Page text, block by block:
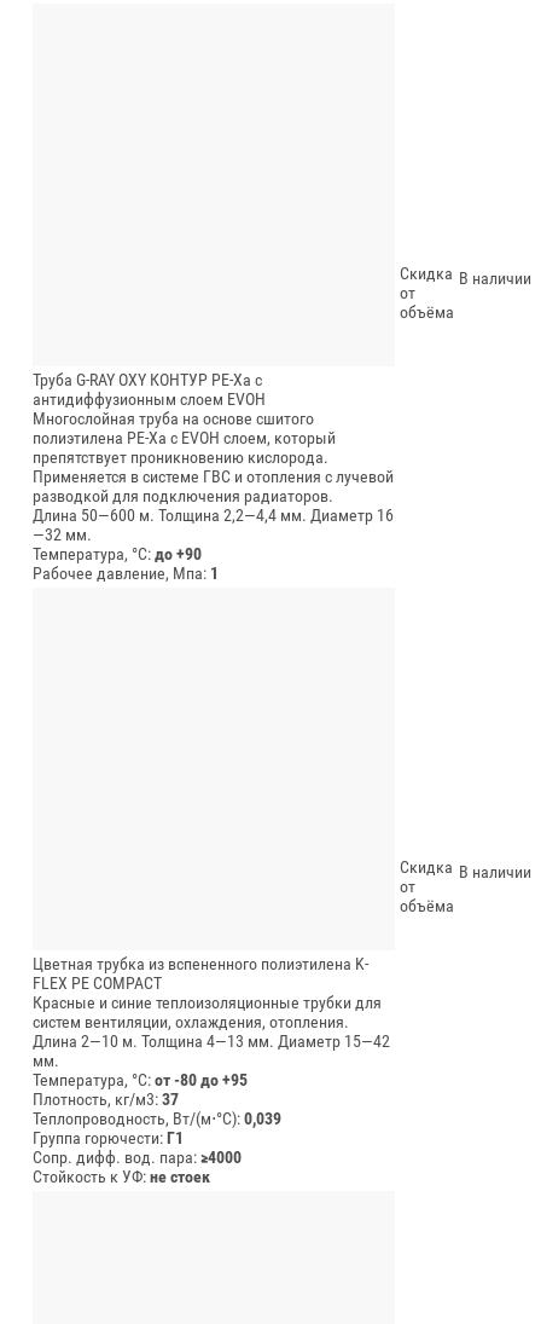
Труба G-RAY OXY КОНТУР PE-Xa с
антидиффузионным слоем EVOH
Многослойная труба на основе сшитого
полиэтилена PE-Xa с EVOH слоем, который
препятствует проникновению кислорода.
Применяется в системе ГВС и отопления с лучевой
разводкой для подключения радиаторов.
Длина 50—600 м. Толщина 2,2—4,4 мм. Диаметр 16
—32 мм.
Температура, °C:до +90
Рабочее давление, Мпа: 1
Скидка
от
объёма
В наличии
Цветная трубка из вспененного полиэтилена K-
FLEX PE COMPACT
Красные и синие теплоизоляционные трубки для
систем вентиляции, охлаждения, отопления.
Длина 2—10 м. Толщина 4—13 мм. Диаметр 15—42
мм.
Температура, °C:от -80 до +95
Плотность, кг/м3:37
Теплопроводность, Вт/(м⋅°С):0,039
Группа горючести:Г1
Сопр. дифф. вод. пара:≥4000
Стойкость к УФ:не стоек
Скидка
от
объёма
В наличии